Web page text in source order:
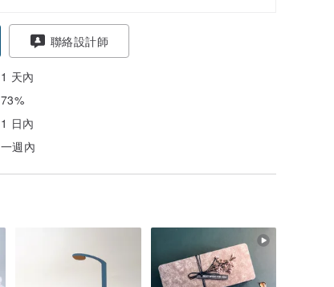
聯絡設計師
1 天內
73%
1 日內
一週內